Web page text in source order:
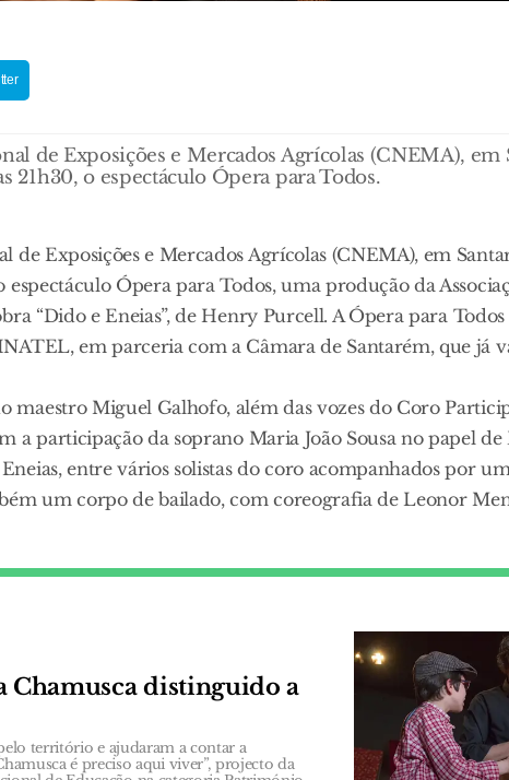
de Exposições e Mercados Agrícolas (CNEMA), em
21h30, o espectáculo Ópera para Todos.
Exposições e Mercados Agrícolas (CNEMA), em
espectáculo Ópera para Todos, uma produção da
“Dido e Eneias”, de Henry Purcell. A Ópera para
em parceria com a Câmara de Santarém, que já
maestro Miguel Galhofo, além das vozes do Coro
a participação da soprano Maria João Sousa no papel de
entre vários solistas do coro acompanhados por
um corpo de bailado, com coreografia de Leonor
Chamusca distinguido a
território e ajudaram a contar a
é preciso aqui viver”, projecto da